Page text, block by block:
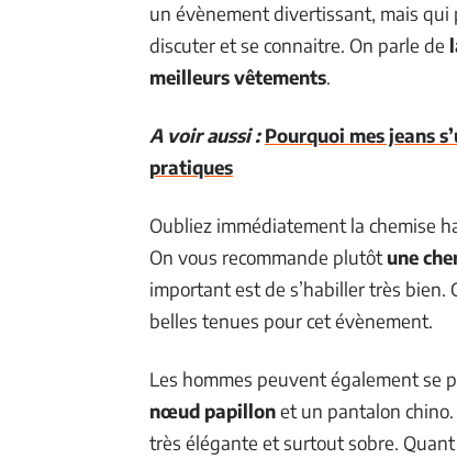
un évènement divertissant, mais
discuter et se connaitre. On parle de
meilleurs vêtements.
A voir aussi : Pourquoi mes jeans
pratiques
Oubliez immédiatement la chemise
On vous recommande plutôt une
important est de s’habiller très bien.
belles tenues pour cet évènement.
Les hommes peuvent également se
nœud papillonet un pantalon chino.
très élégante et surtout sobre.